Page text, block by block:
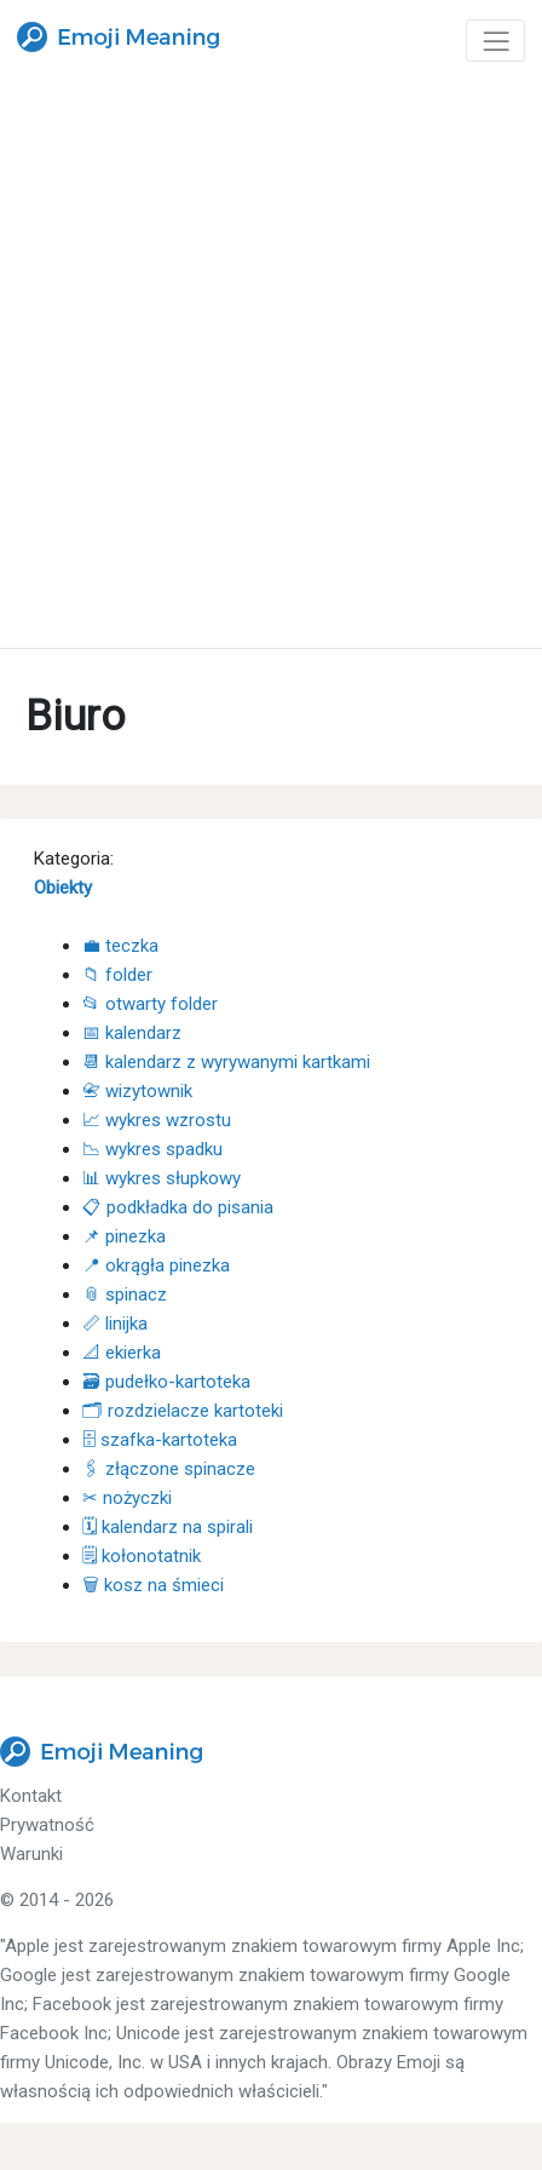
Biuro
Kategoria:
Obiekty
💼 teczka
📁 folder
📂 otwarty folder
📅 kalendarz
📆 kalendarz z wyrywanymi kartkami
📇 wizytownik
📈 wykres wzrostu
📉 wykres spadku
📊 wykres słupkowy
📋 podkładka do pisania
📌 pinezka
📍 okrągła pinezka
📎 spinacz
📏 linijka
📐 ekierka
🗃 pudełko-kartoteka
🗂 rozdzielacze kartoteki
🗄 szafka-kartoteka
🖇 złączone spinacze
✂ nożyczki
🗓 kalendarz na spirali
🗒 kołonotatnik
🗑 kosz na śmieci
Kontakt
Prywatność
Warunki
© 2014 - 2026
"Apple jest zarejestrowanym znakiem towarowym firmy Apple Inc;
Google jest zarejestrowanym znakiem towarowym firmy Google
Inc; Facebook jest zarejestrowanym znakiem towarowym firmy
Facebook Inc; Unicode jest zarejestrowanym znakiem towarowym
firmy Unicode, Inc. w USA i innych krajach. Obrazy Emoji są
własnością ich odpowiednich właścicieli."